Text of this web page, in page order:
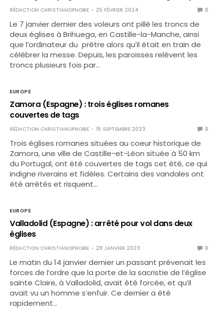
RÉDACTION CHRISTIANOPHOBIE 25 FÉVRIER 2024 0
Le 7 janvier dernier des voleurs ont pillé les troncs de
deux églises à Brihuega, en Castille-la-Manche, ainsi
que l’ordinateur du prêtre alors qu’il était en train de
célébrer la messe. Depuis, les paroisses relèvent les
troncs plusieurs fois par…
EUROPE
Zamora (Espagne) : trois églises romanes
couvertes de tags
RÉDACTION CHRISTIANOPHOBIE 15 SEPTEMBRE 2023 0
Trois églises romanes situées au coeur historique de
Zamora, une ville de Castille-et-Léon située à 50 km
du Portugal, ont été couvertes de tags cet été, ce qui
indigne riverains et fidèles. Certains des vandales ont
été arrêtés et risquent…
EUROPE
Valladolid (Espagne) : arrêté pour vol dans deux
églises
RÉDACTION CHRISTIANOPHOBIE 28 JANVIER 2023 0
Le matin du 14 janvier dernier un passant prévenait les
forces de l’ordre que la porte de la sacristie de l’église
sainte Claire, à Valladolid, avait été forcée, et qu’il
avait vu un homme s’enfuir. Ce dernier a été
rapidement…